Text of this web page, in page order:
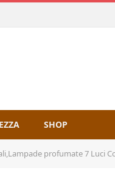
SHOP
Colorate Notturna e 4